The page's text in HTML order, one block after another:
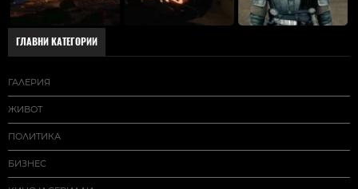
ГЛАВНИ КАТЕГОРИИ
ГАЛЕРИЯ
ЖИВОТ
ПОЛИТИКА
БИЗНЕС